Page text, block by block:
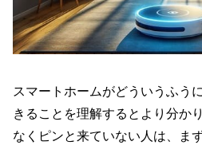
スマートホームがどういうふう
きることを理解するとより分か
なくピンと来ていない人は、ま